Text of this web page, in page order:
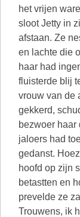
het vrijen
sloot Jetty in
afstaan. Ze
en lachte die
haar had
fluisterde blij
vrouw van de
gekkerd,
bezwoer haar
jaloers had
gedanst.
hoofd op zijn
betastten en
prevelde ze
Trouwens, ik